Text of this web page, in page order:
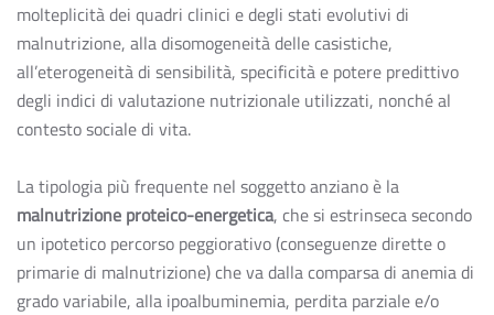
molteplicità dei quadri clinici e degli stati evolutivi di
malnutrizione, alla disomogeneità delle casistiche,
all’eterogeneità di sensibilità, specificità e potere predittivo
degli indici di valutazione nutrizionale utilizzati, nonché al
contesto sociale di vita.
La tipologia più frequente nel soggetto anziano è la
malnutrizione proteico-energetica, che si estrinseca secondo
un ipotetico percorso peggiorativo (conseguenze dirette o
primarie di malnutrizione) che va dalla comparsa di anemia di
grado variabile, alla ipoalbuminemia, perdita parziale e/o